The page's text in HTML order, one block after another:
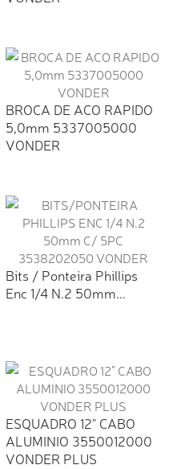
BROCA DE ACO RAPIDO
5,0mm 5337005000
VONDER
Bits / Ponteira Phillips
Enc 1/4 N.2 50mm...
ESQUADRO 12" CABO
ALUMINIO 3550012000
VONDER PLUS